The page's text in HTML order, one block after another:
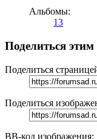
Альбомы:
13
Поделиться
Поделиться
Поделиться
BB-код изображения: